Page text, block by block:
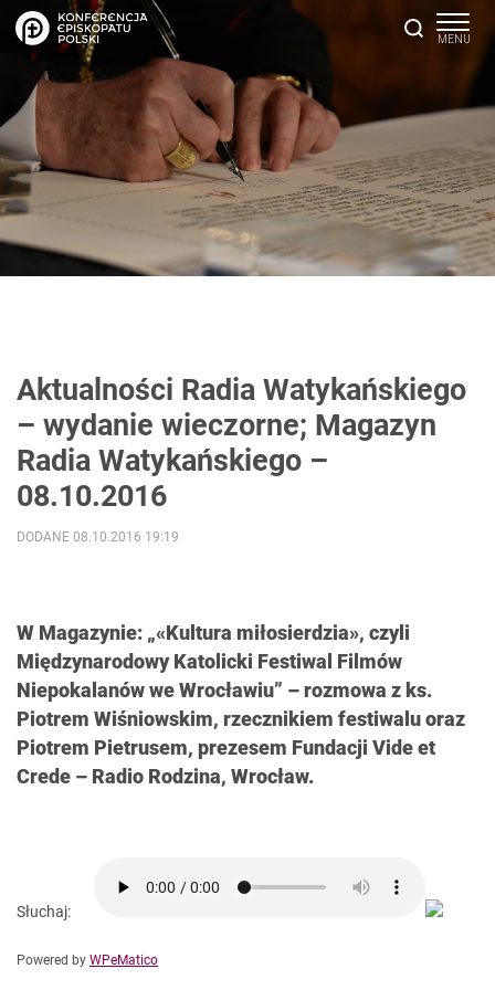
Aktualności Radia Watykańskiego
– wydanie wieczorne; Magazyn
Radia Watykańskiego –
08.10.2016
W Magazynie: „«Kultura miłosierdzia», czyli
Międzynarodowy Katolicki Festiwal Filmów
Niepokalanów we Wrocławiu” – rozmowa z ks.
Piotrem Wiśniowskim, rzecznikiem festiwalu oraz
Piotrem Pietrusem, prezesem Fundacji Vide et
Crede – Radio Rodzina, Wrocław.
DODANE 08.10.2016 19:19
Słuchaj:
Powered by WPeMatico